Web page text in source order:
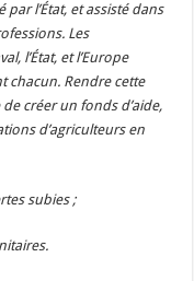
l’État, et assisté dans
Les
l’État, et l’Europe
chacun. Rendre cette
créer un fonds d’aide,
d’agriculteurs en
subies ;